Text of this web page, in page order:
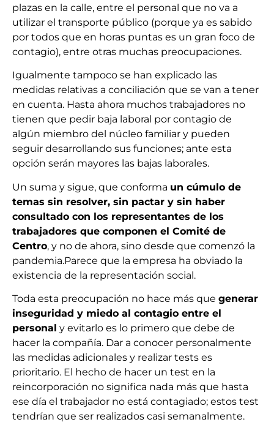
plazas en la calle, entre el personal que no va a
utilizar el transporte público (porque ya es sabido
por todos que en horas puntas es un gran foco de
contagio), entre otras muchas preocupaciones.
Igualmente tampoco se han explicado las
medidas relativas a conciliación que se van a tener
en cuenta. Hasta ahora muchos trabajadores no
tienen que pedir baja laboral por contagio de
algún miembro del núcleo familiar y pueden
seguir desarrollando sus funciones; ante esta
opción serán mayores las bajas laborales.
Un suma y sigue, que conforma un cúmulo de
temas sin resolver, sin pactar y sin haber
consultado con los representantes de los
trabajadores que componen el Comité de
Centro, y no de ahora, sino desde que comenzó la
pandemia.Parece que la empresa ha obviado la
existencia de la representación social.
Toda esta preocupación no hace más que generar
inseguridad y miedo al contagio entre el
personal y evitarlo es lo primero que debe de
hacer la compañía. Dar a conocer personalmente
las medidas adicionales y realizar tests es
prioritario. El hecho de hacer un test en la
reincorporación no significa nada más que hasta
ese día el trabajador no está contagiado; estos test
tendrían que ser realizados casi semanalmente.